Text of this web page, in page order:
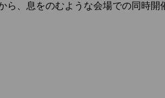
、息をのむような会場での同時